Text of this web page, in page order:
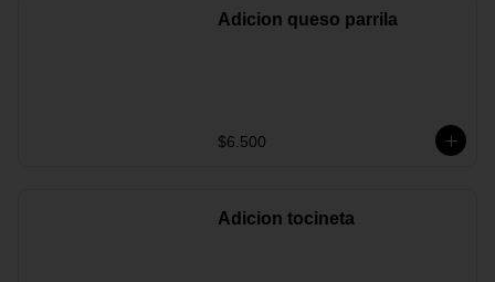
Adicion queso parrila
$6.500
Adicion tocineta